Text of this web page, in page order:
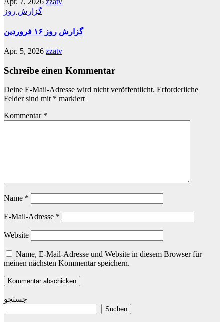
گزارش روز
گزارش روز ۱۶ فروردین
Apr. 5, 2026 zzatv
Schreibe einen Kommentar
Deine E-Mail-Adresse wird nicht veröffentlicht. Erforderliche
Felder sind mit * markiert
Kommentar *
Name *
E-Mail-Adresse *
Website
Name, E-Mail-Adresse und Website in diesem Browser für
meinen nächsten Kommentar speichern.
جستجو
Suchen